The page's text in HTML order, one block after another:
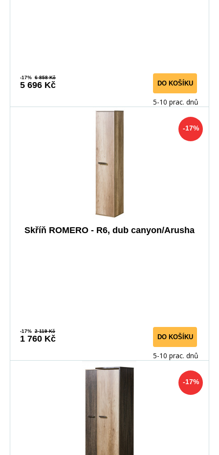
-17% 6 858 Kč
5 696 Kč DO KOŠÍKU
5-10 prac. dnů
-17%
Skříň ROMERO - R6, dub canyon/Arusha
-17% 2 119 Kč
1 760 Kč DO KOŠÍKU
5-10 prac. dnů
-17%